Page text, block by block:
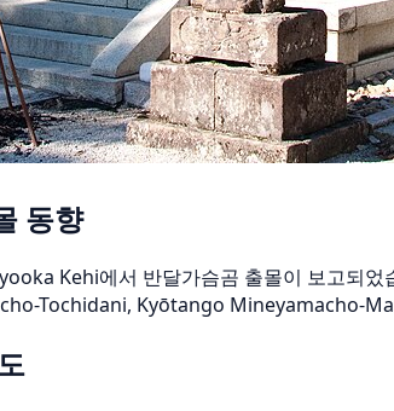
동향
Kehi에서 반달가슴곰 출몰이 보고되
Tochidani, Kyōtango Mineyamacho-